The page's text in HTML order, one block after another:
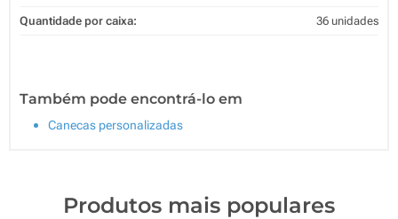
Quantidade por caixa: 36 unidades
Também pode encontrá-lo em
Canecas personalizadas
Produtos mais populares